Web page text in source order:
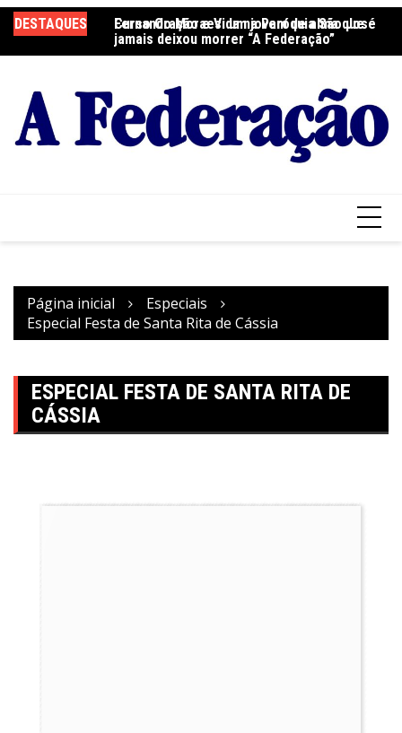
para
o
DESTAQUES
Fernando Moraes: um jovem de alma que
jamais deixou morrer “A Federação”
Curso Oração e Vida na Paróquia São José
Página inicial
Especiais
Especial Festa de Santa Rita de Cássia
ESPECIAL FESTA DE SANTA RITA DE
CÁSSIA